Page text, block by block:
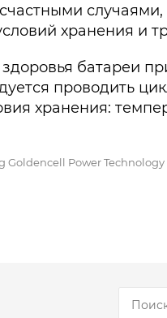
хранения и
батареи
проводить
хранения:
Goldencell Power Technology